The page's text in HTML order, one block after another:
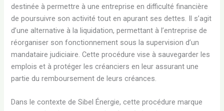
destinée à permettre à une entreprise en difficulté financière
de poursuivre son activité tout en apurant ses dettes. Il s’agit
d’une alternative à la liquidation, permettant à l’entreprise de
réorganiser son fonctionnement sous la supervision d’un
mandataire judiciaire. Cette procédure vise à sauvegarder les
emplois et à protéger les créanciers en leur assurant une
partie du remboursement de leurs créances.
Dans le contexte de Sibel Énergie, cette procédure marque